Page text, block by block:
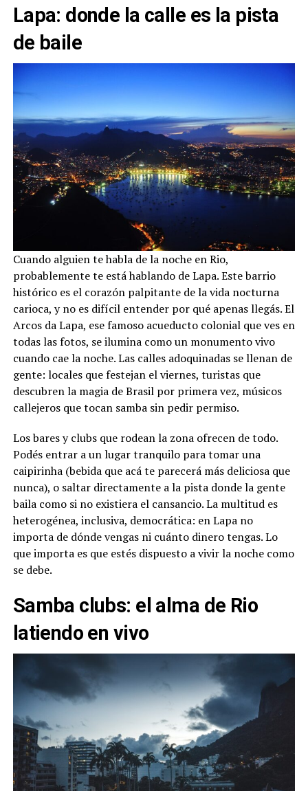
Lapa: donde la calle es la pista
de baile
Cuando alguien te habla de la noche en Rio,
probablemente te está hablando de Lapa. Este barrio
histórico es el corazón palpitante de la vida nocturna
carioca, y no es difícil entender por qué apenas llegás. El
Arcos da Lapa, ese famoso acueducto colonial que ves en
todas las fotos, se ilumina como un monumento vivo
cuando cae la noche. Las calles adoquinadas se llenan de
gente: locales que festejan el viernes, turistas que
descubren la magia de Brasil por primera vez, músicos
callejeros que tocan samba sin pedir permiso.
Los bares y clubs que rodean la zona ofrecen de todo.
Podés entrar a un lugar tranquilo para tomar una
caipirinha (bebida que acá te parecerá más deliciosa que
nunca), o saltar directamente a la pista donde la gente
baila como si no existiera el cansancio. La multitud es
heterogénea, inclusiva, democrática: en Lapa no
importa de dónde vengas ni cuánto dinero tengas. Lo
que importa es que estés dispuesto a vivir la noche como
se debe.
Samba clubs: el alma de Rio
latiendo en vivo